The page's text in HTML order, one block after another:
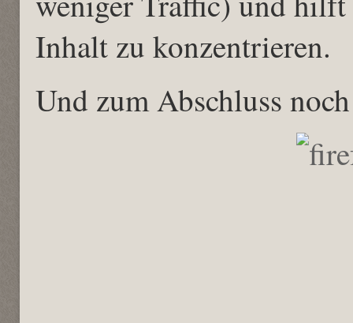
Inhalt zu konzentrieren.
Und zum Abschluss